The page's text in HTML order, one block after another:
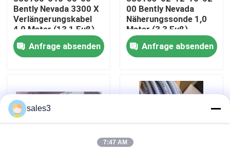
Neuigkeiten
Bitte um ein Angebot
Allein Bradley PLC Produkte
PEPPERL FUCHS Isolierte Barriere
Bently Nevada 3300 X
Verlängerungskabel
4,0 Meter (13,1 Fuß)
Anfrage absenden
00 Bently Nevada
Näherungssonde 1,0
Meter (3,3 Fuß)
Anfrage absenden
sales3
7:47 AM